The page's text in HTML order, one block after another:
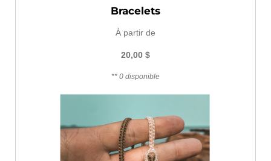
Bracelets
À partir de
20,00 $
** 0 disponible